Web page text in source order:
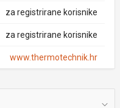
za registrirane korisnike
za registrirane korisnike
www.thermotechnik.hr